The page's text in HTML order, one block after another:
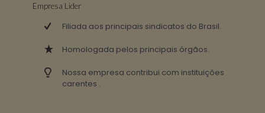
Empresa Lider
Filiada aos principais sindicatos do Brasil.
Homologada pelos principais órgãos.
Nossa empresa contribui com instituições
carentes .